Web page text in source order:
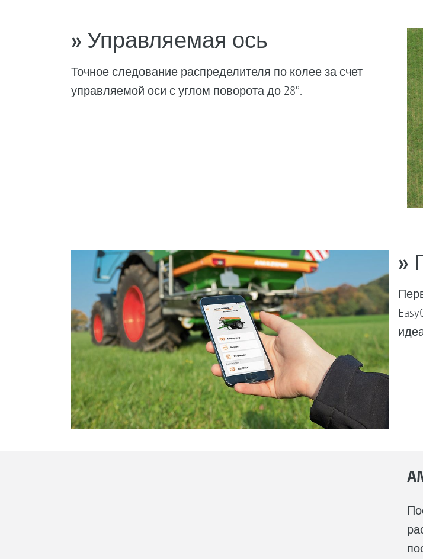
» Управляемая ось
Точное следование распределителя по колее за счет
управляемой оси с углом поворота до 28°.
»